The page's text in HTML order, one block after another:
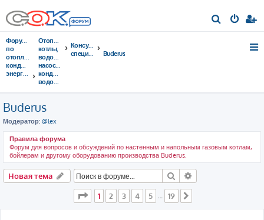
о
Форумы
по
отоплению,
кондиционированию,
энергосбережению
Отопительные
котлы,
водонагреватели,
насосы,
кондиционеры,
водоочистка...
Консультации
специалистов
Buderus
Buderus
Модератор: @lex
Правила форума
Форум для вопросов и обсуждений по настенным и напольным газовым котлам,
бойлерам и другому оборудованию производства Buderus.
Новая тема Поиск
Страница из 19
1 2 3 4 5 … 19